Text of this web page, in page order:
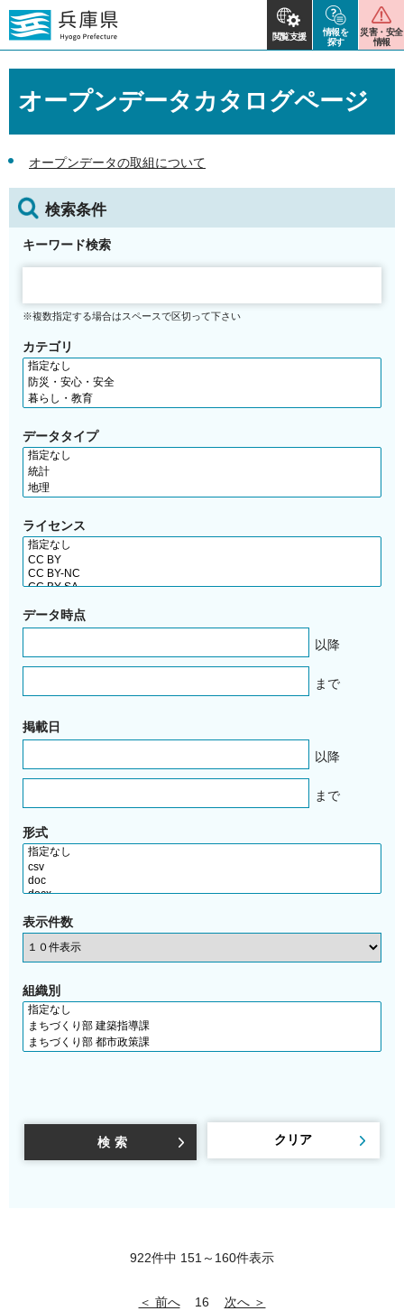
閲覧支援
情報を
探す
災害・安全
情報
オープンデータカタログページ
オープンデータの取組について
検索条件
キーワード検索
※複数指定する場合はスペースで区切って下さい
カテゴリ
データタイプ
ライセンス
データ時点
以降
まで
掲載日
以降
まで
形式
表示件数
組織別
922件中 151～160件表示
＜ 前へ 16 次へ ＞